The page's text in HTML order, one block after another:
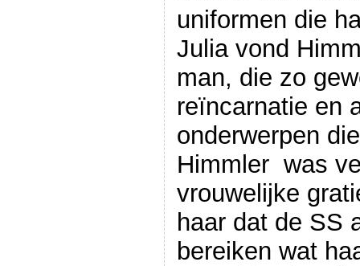
uniformen die
Julia vond
man, die zo
reïncarnatie en
onderwerpen
Himmler was
vrouwelijke
haar dat de SS
bereiken wat